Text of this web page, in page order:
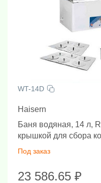
WT-14D
Haisern
Баня водяная, 14 л,
крышкой для сбора
Под заказ
23 586.65 ₽